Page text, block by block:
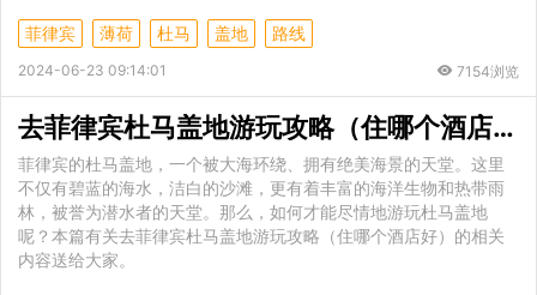
菲律宾 薄荷 杜马 盖地 路线
2024-06-23 09:14:01 7154浏览
去菲律宾杜马盖地游玩攻略（住哪个酒店好）
菲律宾的杜马盖地，一个被大海环绕、拥有绝美海景的天堂。这里
不仅有碧蓝的海水，洁白的沙滩，更有着丰富的海洋生物和热带雨
林，被誉为潜水者的天堂。那么，如何才能尽情地游玩杜马盖地
呢？本篇有关去菲律宾杜马盖地游玩攻略（住哪个酒店好）的相关
内容送给大家。